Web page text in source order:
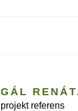
GÁL
projekt referens